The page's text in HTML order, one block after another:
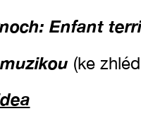
Enfant
(ke